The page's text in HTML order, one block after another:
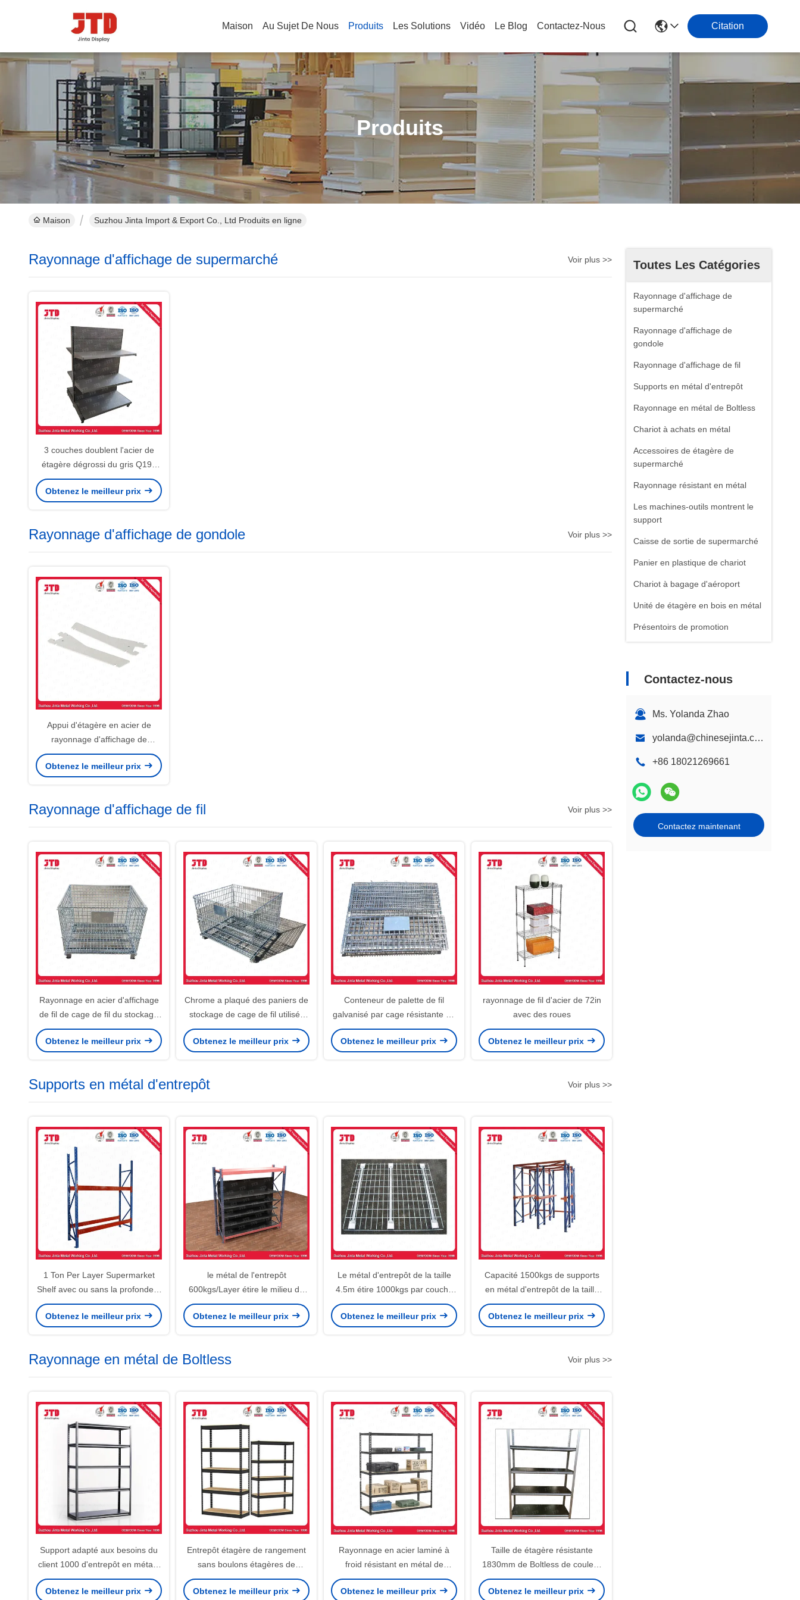
Maison Au Sujet De Nous Produits Les Solutions Vidéo Le Blog Contactez-Nous Citation
Produits
Maison Suzhou Jinta Import & Export Co., Ltd Produits en ligne
Toutes Les Catégories
Rayonnage d'affichage de
supermarché
Rayonnage d'affichage de
gondole
Rayonnage d'affichage de fil
Supports en métal d'entrepôt
Rayonnage en métal de Boltless
Chariot à achats en métal
Accessoires de étagère de
supermarché
Rayonnage résistant en métal
Les machines-outils montrent le
support
Caisse de sortie de supermarché
Panier en plastique de chariot
Chariot à bagage d'aéroport
Unité de étagère en bois en métal
Présentoirs de promotion
Contactez-nous
Ms. Yolanda Zhao
yolanda@chinesejinta.com
+86 18021269661
Contactez maintenant
Rayonnage d'affichage de supermarché Voir plus >>
3 couches doublent l'acier de
étagère dégrossi du gris Q195
d'affichage de supermarché
Obtenez le meilleur prix
Rayonnage d'affichage de gondole Voir plus >>
Appui d'étagère en acier de
rayonnage d'affichage de
gondole de la parenthèse Q195
Obtenez le meilleur prix
Rayonnage d'affichage de fil Voir plus >>
Rayonnage en acier d'affichage
de fil de cage de fil du stockage
Q195
Obtenez le meilleur prix
Chrome a plaqué des paniers de
stockage de cage de fil utilisés
dans le supermarché et
l'entrepôt
Obtenez le meilleur prix
Conteneur de palette de fil
galvanisé par cage résistante de
fil sans roues
Obtenez le meilleur prix
rayonnage de fil d'acier de 72in
avec des roues
Obtenez le meilleur prix
Supports en métal d'entrepôt Voir plus >>
1 Ton Per Layer Supermarket
Shelf avec ou sans la profondeur
en acier 1200MM d'étagères
Obtenez le meilleur prix
le métal de l'entrepôt
600kgs/Layer étire le milieu de
taille de 4.5m résistant
Obtenez le meilleur prix
Le métal d'entrepôt de la taille
4.5m étire 1000kgs par couche
pour le supermarché
Obtenez le meilleur prix
Capacité 1500kgs de supports
en métal d'entrepôt de la taille
5m par couche résistante
Obtenez le meilleur prix
Rayonnage en métal de Boltless Voir plus >>
Support adapté aux besoins du
client 1000 d'entrepôt en métal -
capacité 4000kg/Layer
Obtenez le meilleur prix
Entrepôt étagère de rangement
sans boulons étagères de
bureau de cuisine galvanisées
métalliques
Obtenez le meilleur prix
Rayonnage en acier laminé à
froid résistant en métal de
Boltless pour le stockage
d'entrepôt
Obtenez le meilleur prix
Taille de étagère résistante
1830mm de Boltless de couleur
argentée de veine
Obtenez le meilleur prix